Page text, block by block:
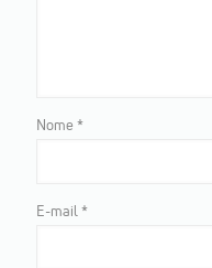
Nome *
E-mail *